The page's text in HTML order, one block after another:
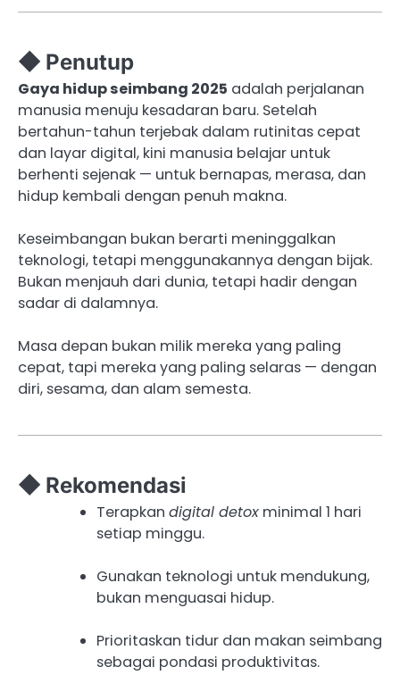
◆ Penutup
Gaya hidup seimbang 2025 adalah perjalanan
manusia menuju kesadaran baru. Setelah
bertahun-tahun terjebak dalam rutinitas cepat
dan layar digital, kini manusia belajar untuk
berhenti sejenak — untuk bernapas, merasa, dan
hidup kembali dengan penuh makna.
Keseimbangan bukan berarti meninggalkan
teknologi, tetapi menggunakannya dengan bijak.
Bukan menjauh dari dunia, tetapi hadir dengan
sadar di dalamnya.
Masa depan bukan milik mereka yang paling
cepat, tapi mereka yang paling selaras — dengan
diri, sesama, dan alam semesta.
◆ Rekomendasi
Terapkan digital detox minimal 1 hari
setiap minggu.
Gunakan teknologi untuk mendukung,
bukan menguasai hidup.
Prioritaskan tidur dan makan seimbang
sebagai pondasi produktivitas.